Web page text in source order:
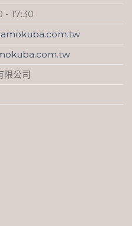
- 17:30
限公司